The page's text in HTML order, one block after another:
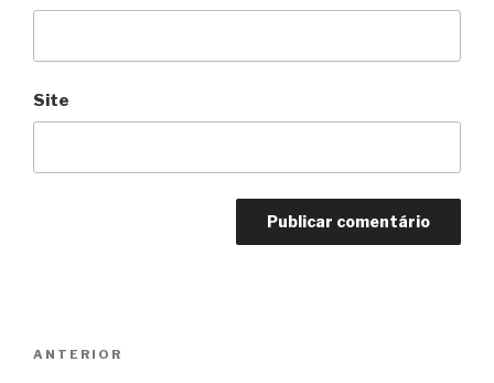
Site
Anterior
ANTERIOR